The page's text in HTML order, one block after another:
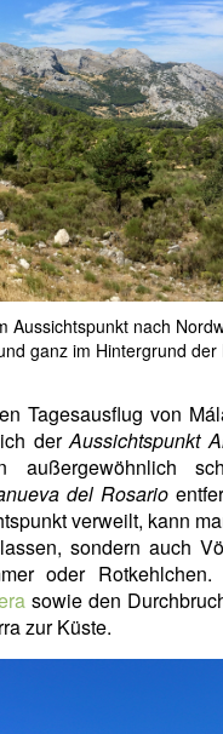
Aussichtspunkt nach
ganz im Hintergrund der
Tagesausflug von
derAussichtspunkt
außergewöhnlich
del Rosario
verweilt, kann
sondern auch
oder
sowie den
zur Küste.